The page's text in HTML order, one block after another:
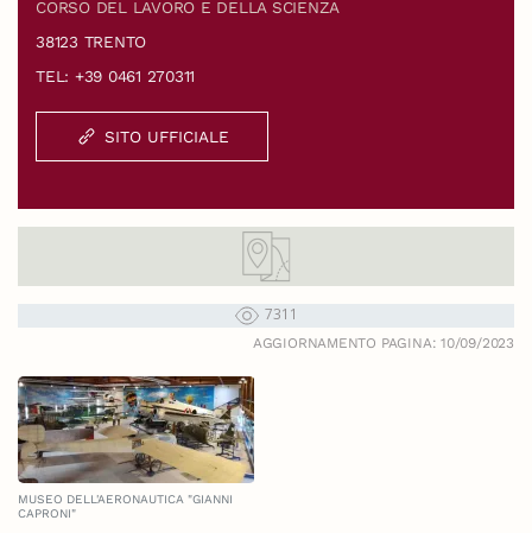
CORSO DEL LAVORO E DELLA SCIENZA
38123 TRENTO
TEL: +39 0461 270311
SITO UFFICIALE
7311
AGGIORNAMENTO PAGINA: 10/09/2023
MUSEO DELL'AERONAUTICA "GIANNI
CAPRONI"